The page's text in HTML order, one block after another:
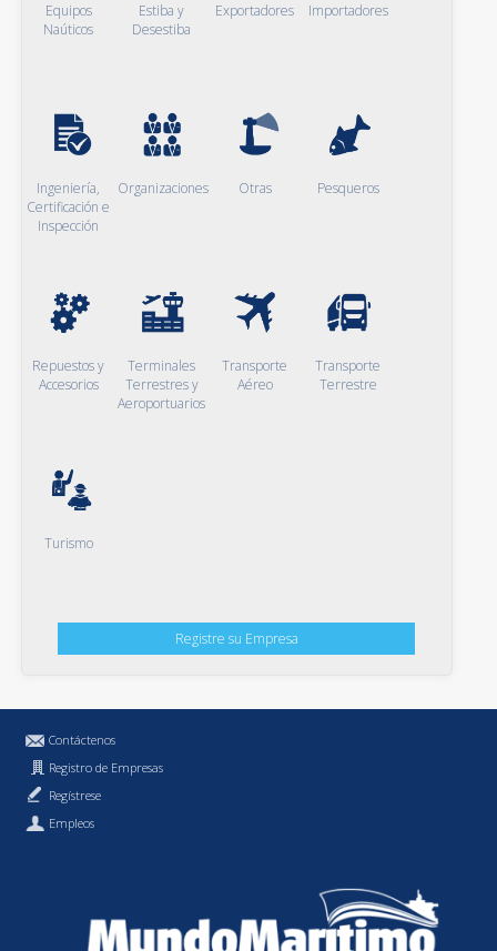
Equipos
Naúticos
Estiba y
Desestiba
Exportadores Importadores
Ingeniería,
Certificación e
Inspección
Organizaciones Otras Pesqueros
Repuestos y
Accesorios
Terminales
Terrestres y
Aeroportuarios
Transporte
Aéreo
Transporte
Terrestre
Turismo
Registre su Empresa
Contáctenos
Registro de Empresas
Regístrese
Empleos